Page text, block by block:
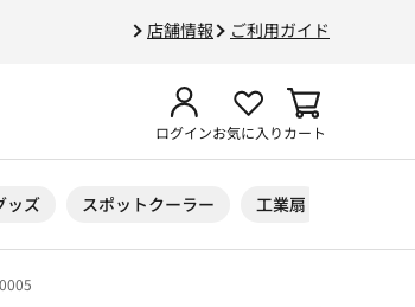
店舗情報 ご利用ガイド
ログインお気に入りカート
ッズ スポットクーラー 工業扇